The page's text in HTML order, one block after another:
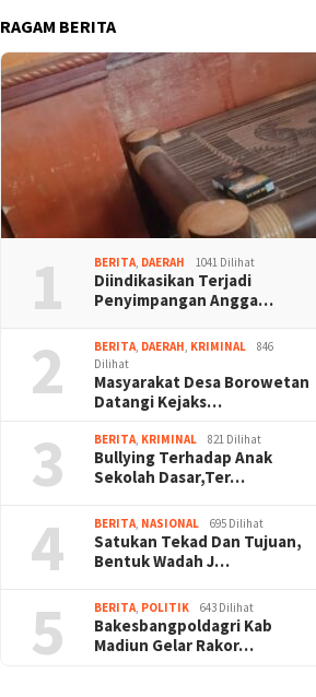
RAGAM BERITA
1 BERITA, DAERAH 1041 Dilihat
Diindikasikan Terjadi
Penyimpangan Angga…
2 BERITA, DAERAH, KRIMINAL
846
Dilihat
Masyarakat Desa Borowetan
Datangi Kejaks…
3 BERITA, KRIMINAL 821 Dilihat
Bullying Terhadap Anak
Sekolah Dasar,Ter…
4 BERITA, NASIONAL 695 Dilihat
Satukan Tekad Dan Tujuan,
Bentuk Wadah J…
5 BERITA, POLITIK 643 Dilihat
Bakesbangpoldagri Kab
Madiun Gelar Rakor…